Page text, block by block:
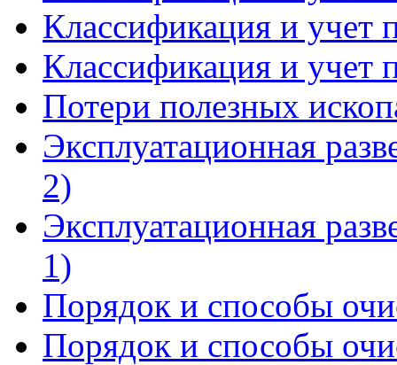
Классификация и учет
Классификация и учет
Потери полезных
Эксплуатационная
2)
Эксплуатационная
1)
Порядок и способы
Порядок и способы